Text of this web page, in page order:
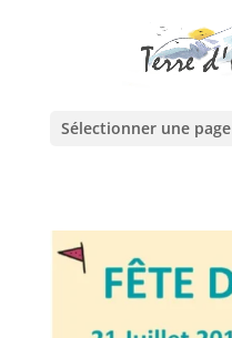
Sélectionner une page